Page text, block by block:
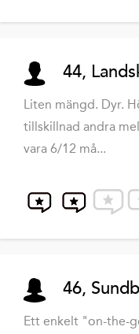
44,
Liten mängd. Dyr.
tillskillnad andra
vara 6/12 må...
46,
Ett enkelt "on-the-